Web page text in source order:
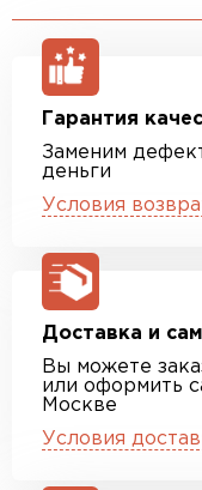
Гарантия
Заменим
деньги
Условия
Доставка и
Вы можете
или оформить
Москве
Условия